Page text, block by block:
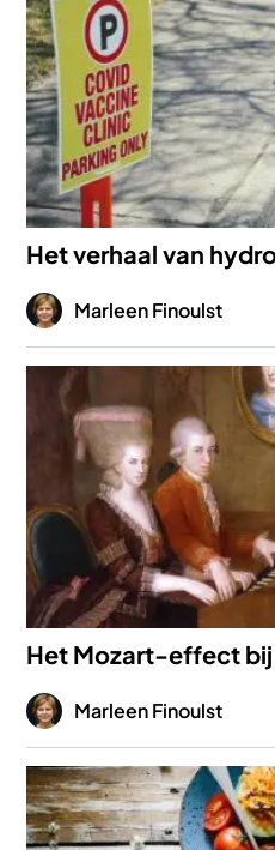
Het verhaal van
Afbeelding
Marleen Finoulst
Afbeelding
Het Mozart-effect
Afbeelding
Marleen Finoulst
Afbeelding